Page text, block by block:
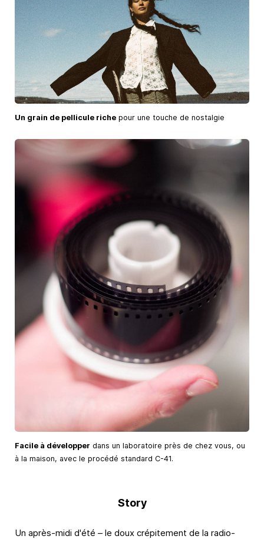
Un grain de pellicule riche pour une touche de nostalgie
Facile à développer dans un laboratoire près de chez vous, ou
à la maison, avec le procédé standard C-41.
Story
Un après-midi d'été – le doux crépitement de la radio-